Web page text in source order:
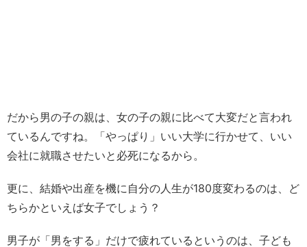
だから男の子の親は、女の子の親に比べて大変だと言われ
ているんですね。「やっぱり」いい大学に行かせて、いい
会社に就職させたいと必死になるから。
更に、結婚や出産を機に自分の人生が180度変わるのは、ど
ちらかといえば女子でしょう？
男子が「男をする」だけで疲れているというのは、子ども